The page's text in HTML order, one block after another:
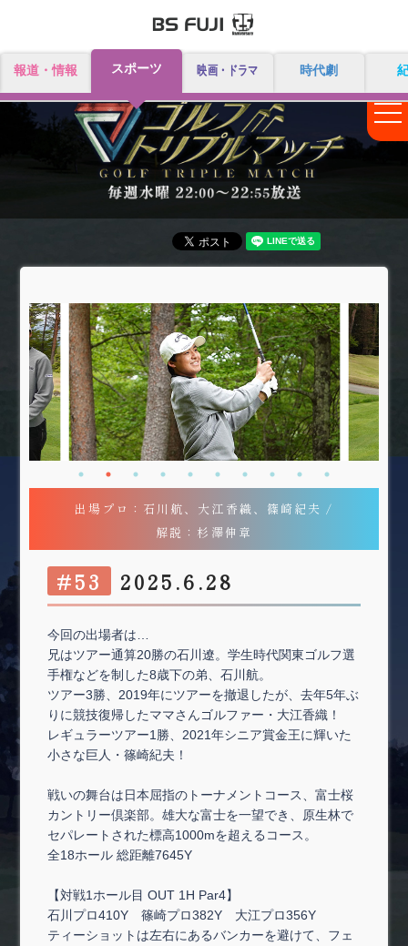
報道・情報 スポーツ 映画・ドラマ 時代劇
出場プロ：石川航、大江香織、篠崎紀夫 /
解説：杉澤伸章
#53 2025.6.28
今回の出場者は…
兄はツアー通算20勝の石川遼。学生時代関東ゴルフ選
手権などを制した8歳下の弟、石川航。
ツアー3勝、2019年にツアーを撤退したが、去年5年ぶ
りに競技復帰したママさんゴルファー・大江香織！
レギュラーツアー1勝、2021年シニア賞金王に輝いた
小さな巨人・篠崎紀夫！
戦いの舞台は日本屈指のトーナメントコース、富士桜
カントリー倶楽部。雄大な富士を一望でき、原生林で
セパレートされた標高1000mを超えるコース。
全18ホール 総距離7645Y
【対戦1ホール目 OUT 1H Par4】
石川プロ410Y 篠崎プロ382Y 大江プロ356Y
ティーショットは左右にあるバンカーを避けて、フェ